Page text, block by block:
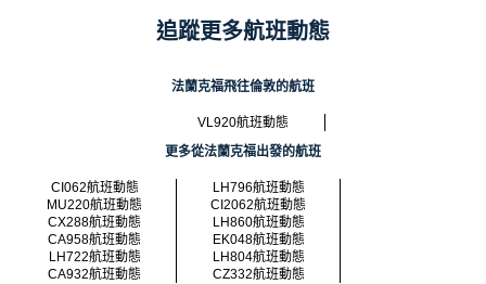
追蹤更多航班動態
法蘭克福飛往倫敦的航班
VL920航班動態
更多從法蘭克福出發的航班
CI062航班動態
LH796航班動態
MU220航班動態
CI2062航班動態
CX288航班動態
LH860航班動態
CA958航班動態
EK048航班動態
LH722航班動態
LH804航班動態
CA932航班動態
CZ332航班動態